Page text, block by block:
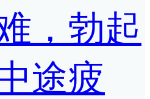
，勃起
途疲